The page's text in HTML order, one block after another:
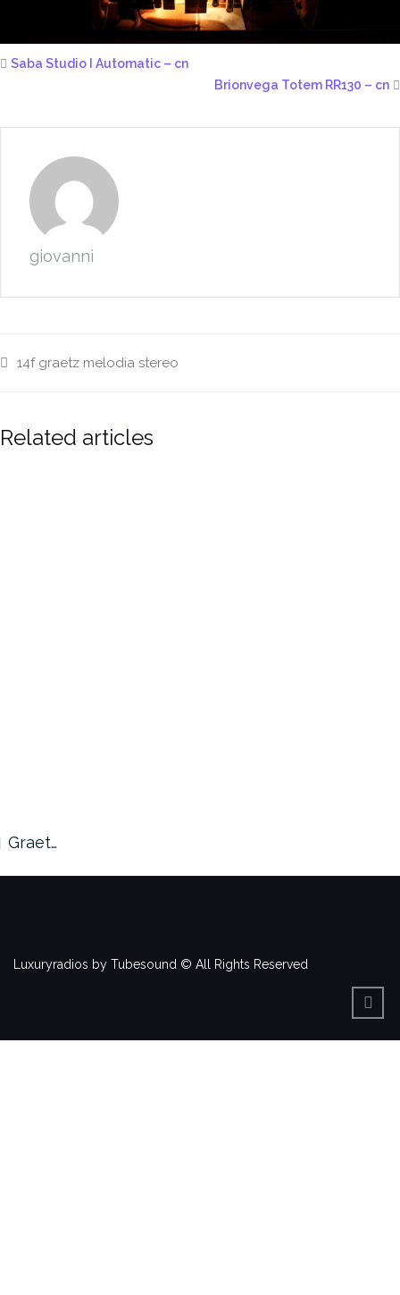
Saba Studio I Automatic – cn
Brionvega Totem RR130 – cn
giovanni
14f graetz melodia stereo
Related articles
Graet…
Luxuryradios by Tubesound © All Rights Reserved